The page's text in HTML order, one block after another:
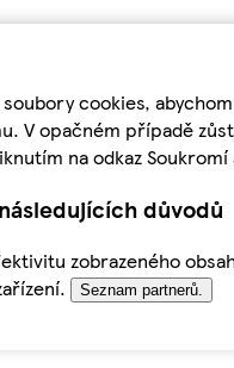
cookies,
V opačném případě
na odkaz
důvodů
zobrazeného
Seznam partnerů.